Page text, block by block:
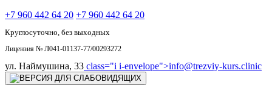
+7 960 442 64 20 +7 960 442 64 20
Круглосуточно, без выходных
Лицензия № Л041-01137-77/00293272
ул. Наймушина, 33 class="i i-envelope">info@trezviy-kurs.clinic